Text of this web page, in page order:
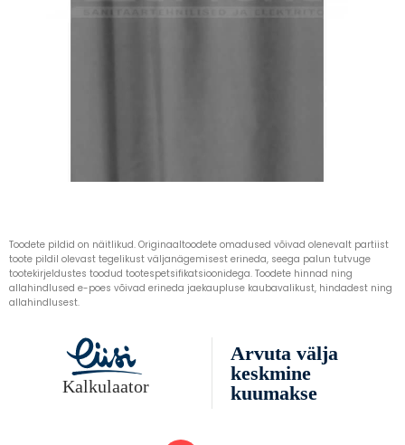
Toodete pildid on näitlikud. Originaaltoodete omadused võivad olenevalt partiist
toote pildil olevast tegelikust väljanägemisest erineda, seega palun tutvuge
tootekirjeldustes toodud tootespetsifikatsioonidega. Toodete hinnad ning
allahindlused e-poes võivad erineda jaekaupluse kaubavalikust, hindadest ning
allahindlusest.